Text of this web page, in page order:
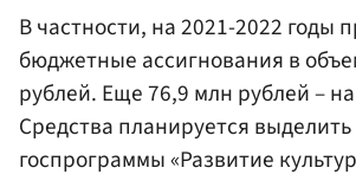
В частности, на 2021-2022 годы
бюджетные ассигнования в
рублей. Еще 76,9 млн рублей –
Средства планируется
госпрограммы «Развитие